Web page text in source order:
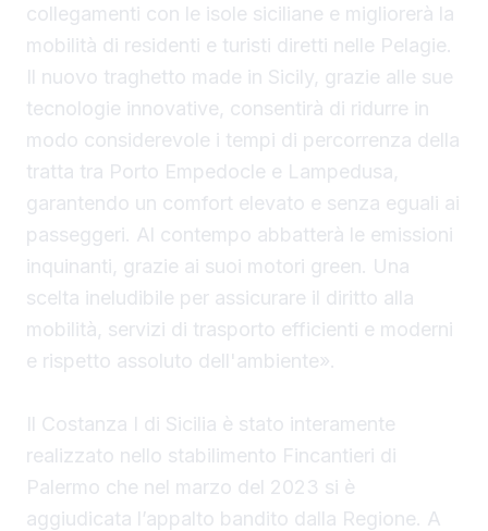
collegamenti con le isole siciliane e migliorerà la
mobilità di residenti e turisti diretti nelle Pelagie.
Il nuovo traghetto made in Sicily, grazie alle sue
tecnologie innovative, consentirà di ridurre in
modo considerevole i tempi di percorrenza della
tratta tra Porto Empedocle e Lampedusa,
garantendo un comfort elevato e senza eguali ai
passeggeri. Al contempo abbatterà le emissioni
inquinanti, grazie ai suoi motori green. Una
scelta ineludibile per assicurare il diritto alla
mobilità, servizi di trasporto efficienti e moderni
e rispetto assoluto dell'ambiente».
Il Costanza I di Sicilia è stato interamente
realizzato nello stabilimento Fincantieri di
Palermo che nel marzo del 2023 si è
aggiudicata l’appalto bandito dalla Regione. A